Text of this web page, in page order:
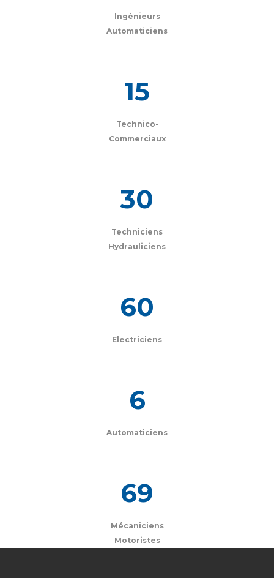
Ingénieurs
Automaticiens
15
Technico-
Commerciaux
30
Techniciens
Hydrauliciens
60
Electriciens
6
Automaticiens
69
Mécaniciens
Motoristes